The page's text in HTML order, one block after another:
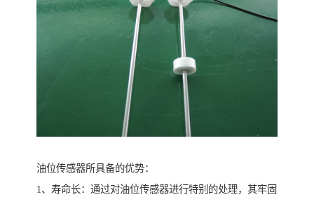
油位传感器所具备的优势：
1、寿命长：通过对油位传感器进行特别的处理，其牢固